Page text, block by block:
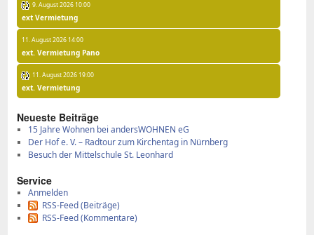
9. August 2026 10:00
ext Vermietung
11. August 2026 14:00
ext. Vermietung Pano
11. August 2026 19:00
ext. Vermietung
Neu­es­te Bei­trä­ge
15 Jah­re Woh­nen bei an­ders­WOH­NEN eG
Der Hof e. V. – Rad­tour zum Kir­chen­tag in Nürn­berg
Be­such der Mit­tel­schu­le St. Le­on­hard
Ser­vice
Anmelden
RSS-Feed (Beiträge)
RSS-Feed (Kommentare)